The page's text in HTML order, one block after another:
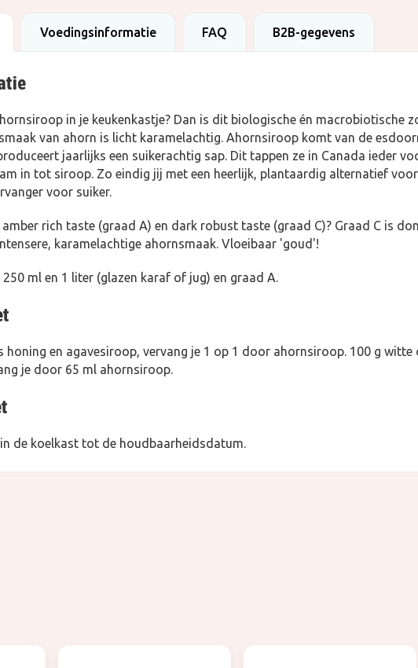
Voedingsinformatie FAQ B2B-gegevens
in je keukenkastje? Dan is dit biologische én macrobiotische
van ahorn is licht karamelachtig. Ahornsiroop komt van de
jaarlijks een suikerachtig sap. Dit tappen ze in Canada ieder
in tot siroop. Zo eindig jij met een heerlijk, plantaardig alternatief
voor suiker.
rich taste (graad A) en dark robust taste (graad C)? Graad C is
karamelachtige ahornsmaak. Vloeibaar 'goud'!
ml en 1 liter (glazen karaf of jug) en graad A.
honing en agavesiroop, vervang je 1 op 1 door ahornsiroop. 100 g witte
je door 65 ml ahornsiroop.
de koelkast tot de houdbaarheidsdatum.